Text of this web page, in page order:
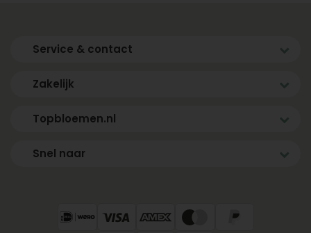
Service & contact
Zakelijk
Topbloemen.nl
Snel naar